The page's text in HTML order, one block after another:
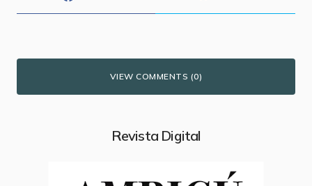
VIEW COMMENTS (0)
Revista Digital